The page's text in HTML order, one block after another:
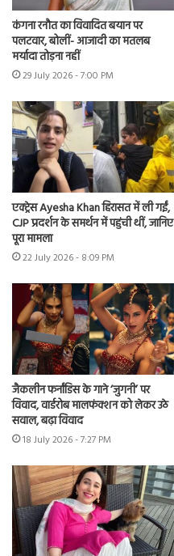
कंगना रनौत का विवादित बयान पर
पलटवार, बोलीं- आजादी का मतलब
मर्यादा तोड़ना नहीं
29 July 2026 - 7:00 PM
एक्ट्रेस Ayesha Khan हिरासत में ली गईं,
CJP प्रदर्शन के समर्थन में पहुंची थीं, जानिए
पूरा मामला
22 July 2026 - 8:09 PM
जैकलीन फर्नांडिस के गाने ‘जुगनी’ पर
विवाद, वार्डरोब मालफंक्शन को लेकर उठे
सवाल, बढ़ा विवाद
18 July 2026 - 7:27 PM